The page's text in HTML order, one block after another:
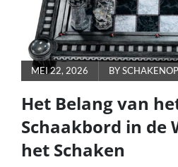
POSTED
ON
MEI 22, 2026 BY
Het Belang van
Schaakbord in de
het Schaken